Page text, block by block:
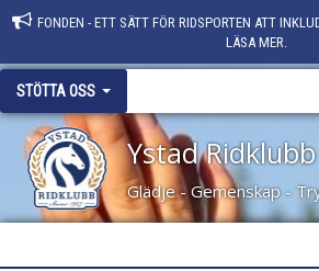
FONDEN - ETT SÄTT FÖR RIDSPORTEN ATT
LÄSA MER.
STÖTTA OSS
Ystad Ridklubb
Glädje - Gemenskap -